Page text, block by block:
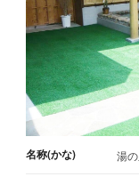
名称(かな) 湯